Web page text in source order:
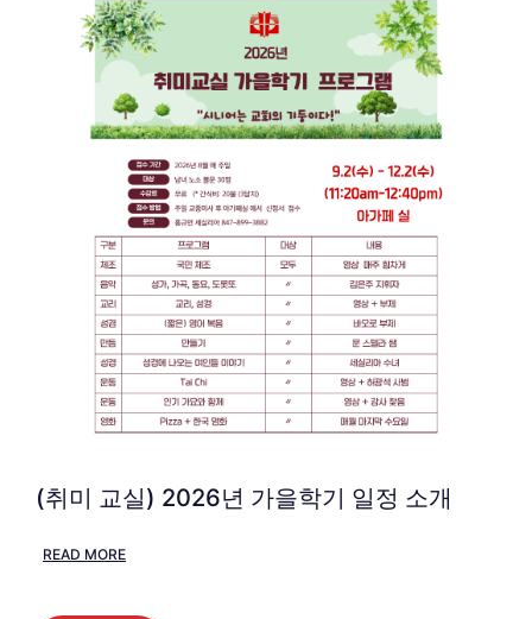
(취미 교실) 2026년 가을학기 일정 소개
READ MORE